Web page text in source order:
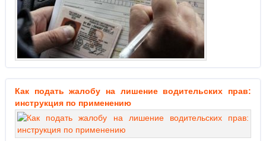
Как подать жалобу на лишение водительских прав:
инструкция по применению